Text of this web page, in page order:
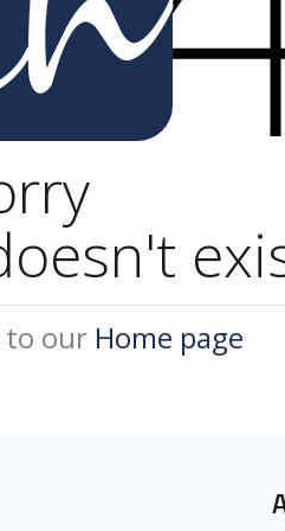
to our Home page